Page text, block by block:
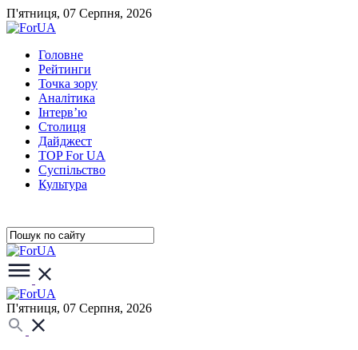
П'ятниця, 07 Серпня, 2026
Головне
Рейтинги
Точка зору
Аналітика
Інтерв’ю
Столиця
Дайджест
TOP For UA
Суспiльство
Культура
П'ятниця, 07 Серпня, 2026